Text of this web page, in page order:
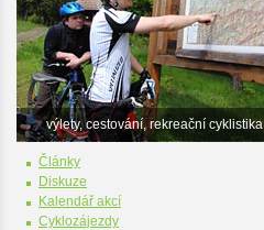
výlety, cestování, rekreační cyklistika
Články
Diskuze
Kalendář akcí
Cyklozájezdy